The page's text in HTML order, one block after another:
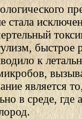
стала
быстрое
к
является
в среде, где